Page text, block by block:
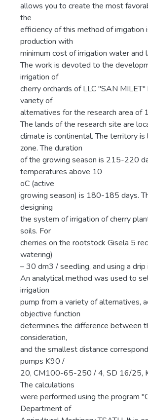
allows you to create the most
the
efficiency of this method of irrigation
production with
minimum cost of irrigation water and
The work is devoted to the
irrigation of
cherry orchards of LLC "SAN
variety of
alternatives for the research area of
The lands of the research site are
climate is continental. The territory
zone. The duration
of the growing season is 215-220
temperatures above 10
оС (active
growing season) is 180-185 days.
designing
the system of irrigation of cherry
soils. For
cherries on the rootstock Gisela 5
watering)
– 30 dm3 / seedling, and using a
An analytical method was used to
irrigation
pump from a variety of alternatives,
objective function
determines the difference between
consideration,
and the smallest distance
pumps K90 /
20, CM100-65-250 / 4, SD 16/25,
The calculations
were performed using the program
Department of